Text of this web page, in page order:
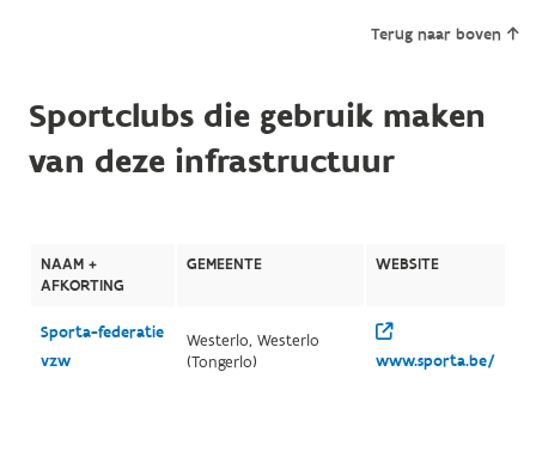
Terug naar boven
Sportclubs die gebruik maken
van deze infrastructuur
NAAM +
AFKORTING
GEMEENTE WEBSITE
Sporta-federatie
vzw
Westerlo, Westerlo
(Tongerlo)
www.sporta.be/